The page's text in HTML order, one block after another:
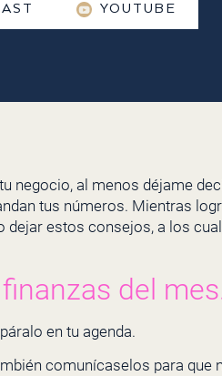
YOUTUBE
negocio, al menos déjame
tus números. Mientras
dejar estos consejos, a los
del
en tu agenda.
comunícaselos para que